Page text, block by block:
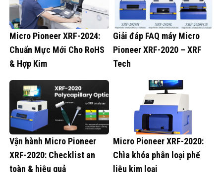
Micro Pioneer XRF-2024:
Chuẩn Mực Mới Cho RoHS
& Hợp Kim
Giải đáp FAQ máy Micro
Pioneer XRF-2020 – XRF
Tech
Vận hành Micro Pioneer
XRF-2020: Checklist an
toàn & hiệu quả
Micro Pioneer XRF-2020:
Chìa khóa phân loại phế
liệu kim loại